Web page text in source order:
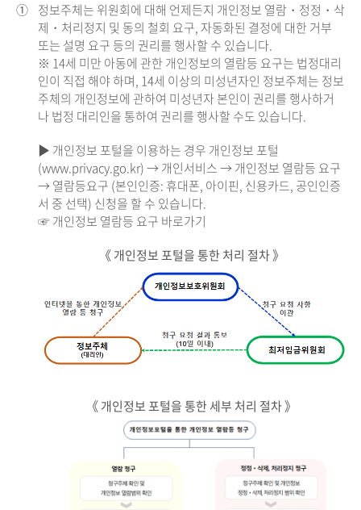
① 정보주체는 위원회에 대해 언제든지 개인정보 열람・정정・삭
제・처리정지 및 동의 철회 요구, 자동화된 결정에 대한 거부
또는 설명 요구 등의 권리를 행사할 수 있습니다.
※ 14세 미만 아동에 관한 개인정보의 열람등 요구는 법정대리
인이 직접 해야 하며, 14세 이상의 미성년자인 정보주체는 정보
주체의 개인정보에 관하여 미성년자 본인이 권리를 행사하거
나 법정 대리인을 통하여 권리를 행사할 수도 있습니다.
▶ 개인정보 포털을 이용하는 경우 개인정보 포털
(www.privacy.go.kr) → 개인서비스 → 개인정보 열람등 요구
→ 열람등요구 (본인인증: 휴대폰, 아이핀, 신용카드, 공인인증
서 중 선택) 신청을 할 수 있습니다.
☞ 개인정보 열람등 요구 바로가기
《 개인정보 포털을 통한 처리 절차 》
《 개인정보 포털을 통한 세부 처리 절차 》